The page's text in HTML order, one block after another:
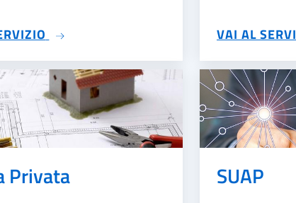
SU PRATICHE ONLINE VAI AL
Privata SUAP